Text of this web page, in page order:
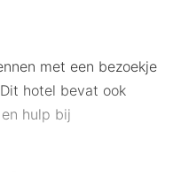
met een bezoekje
hotel bevat ook
hulp bij
een restaurant met